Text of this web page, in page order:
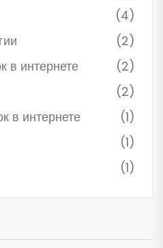
(4)
(2)
в интернете
(2)
(2)
в интернете
(1)
(1)
(1)